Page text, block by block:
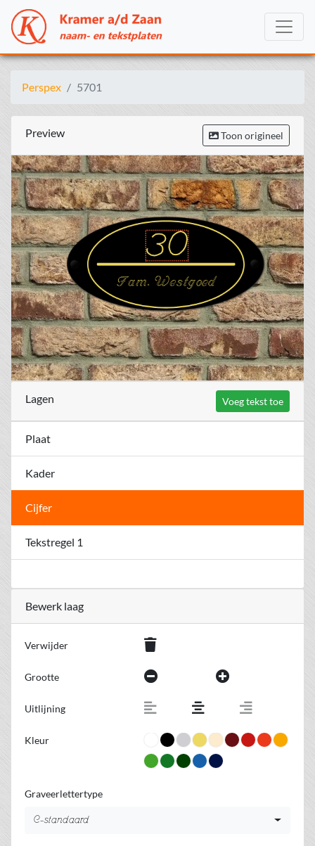
Perspex 5701
Preview Toon origineel
Lagen Voeg tekst toe
Plaat
Kader
Cijfer
Tekstregel 1
Bewerk laag
Verwijder
Grootte
Uitlijning
Kleur
Graveerlettertype
C-standaard